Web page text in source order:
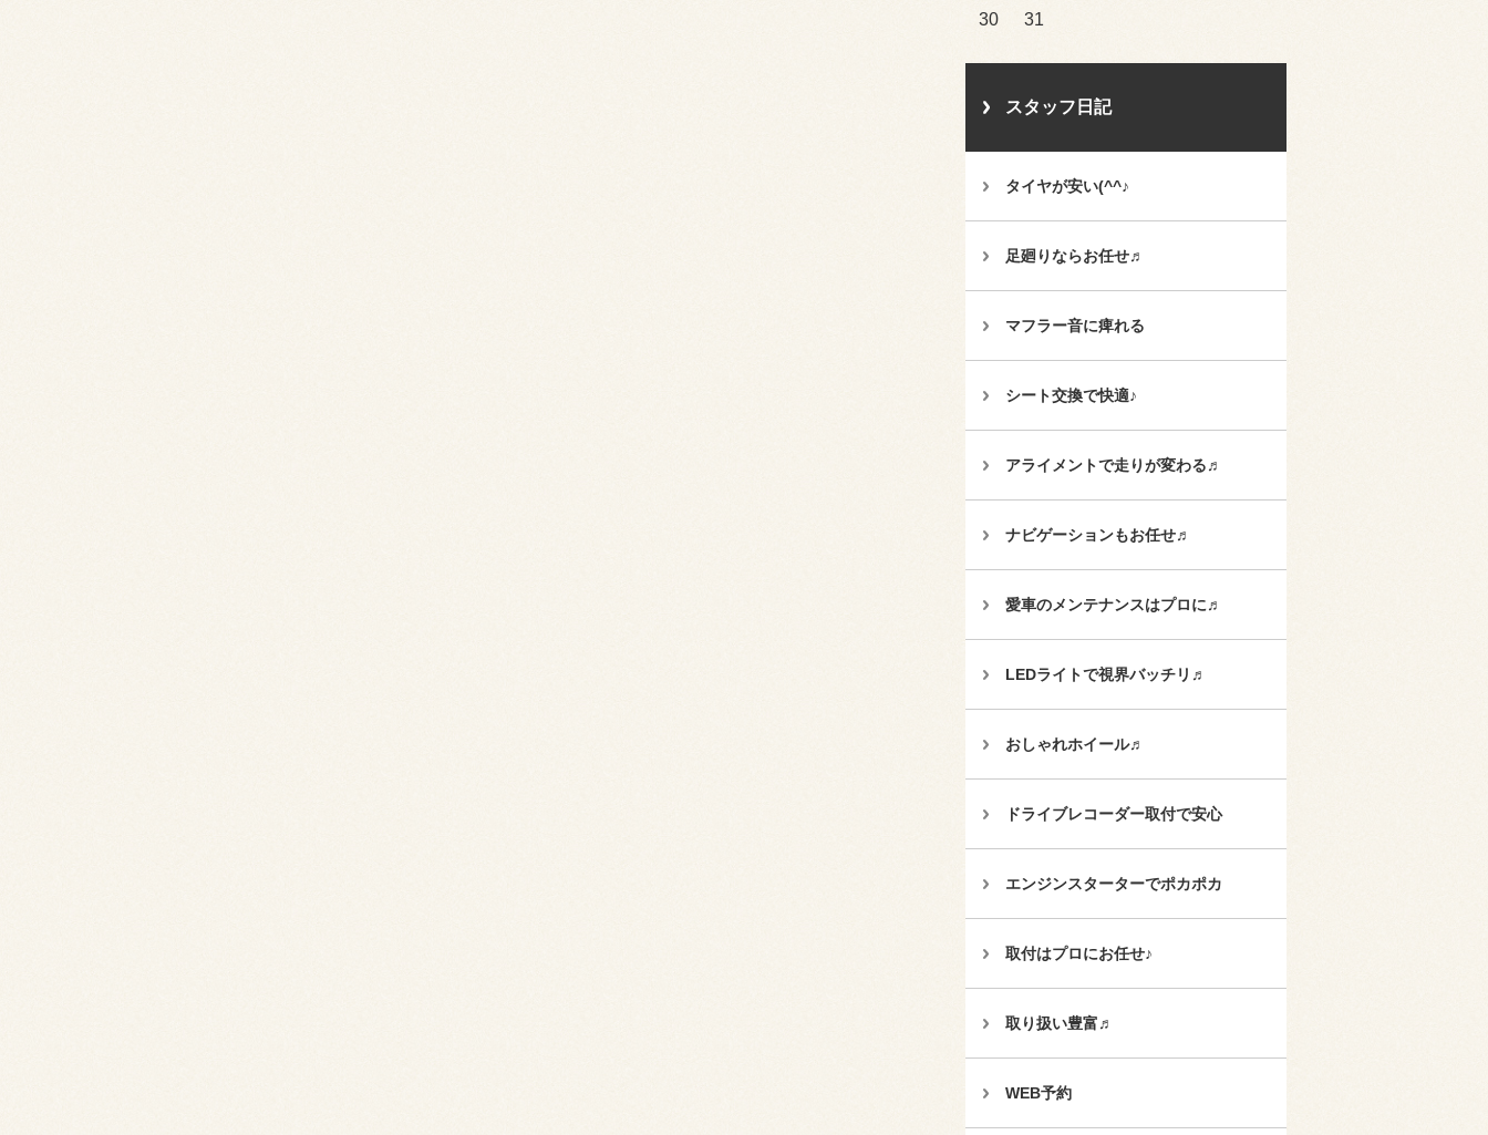
30
31
スタッフ日記
タイヤが安い(^^♪
足廻りならお任せ♬
マフラー音に痺れる
シート交換で快適♪
アライメントで走りが変わる♬
ナビゲーションもお任せ♬
愛車のメンテナンスはプロに♬
LEDライトで視界バッチリ♬
おしゃれホイール♬
ドライブレコーダー取付で安心
エンジンスターターでポカポカ
取付はプロにお任せ♪
取り扱い豊富♬
WEB予約